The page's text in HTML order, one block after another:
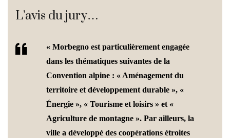
L’avis du jury…
« Morbegno est particulièrement engagée
dans les thématiques suivantes de la
Convention alpine : « Aménagement du
territoire et développement durable », «
Énergie », « Tourisme et loisirs » et «
Agriculture de montagne ». Par ailleurs, la
ville a développé des coopérations étroites